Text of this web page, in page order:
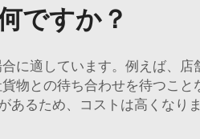
ですか？
に適しています。例えば、店
物との待ち合わせを待つこと
るため、コストは高くなりま